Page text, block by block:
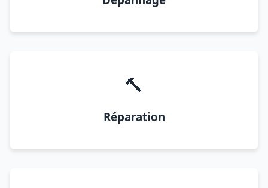
🔨
Réparation